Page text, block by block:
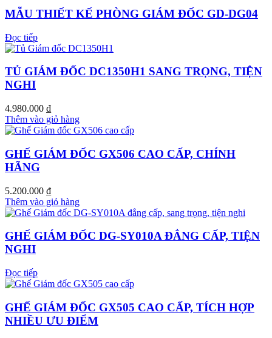
MẪU THIẾT KẾ PHÒNG GIÁM ĐỐC GD-DG04
Đọc tiếp
TỦ GIÁM ĐỐC DC1350H1 SANG TRỌNG, TIỆN
NGHI
4.980.000 ₫
Thêm vào giỏ hàng
GHẾ GIÁM ĐỐC GX506 CAO CẤP, CHÍNH
HÃNG
5.200.000 ₫
Thêm vào giỏ hàng
GHẾ GIÁM ĐỐC DG-SY010A ĐẲNG CẤP, TIỆN
NGHI
Đọc tiếp
GHẾ GIÁM ĐỐC GX505 CAO CẤP, TÍCH HỢP
NHIỀU ƯU ĐIỂM